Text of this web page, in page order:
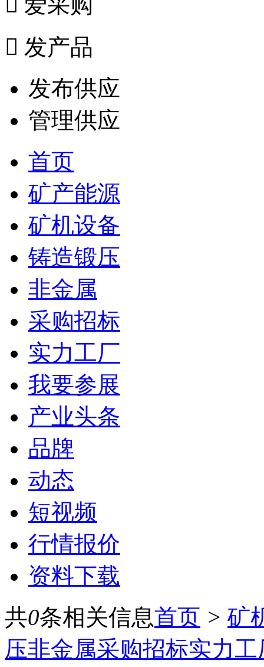
 发产品
发布供应
管理供应
首页
矿产能源
矿机设备
铸造锻压
非金属
采购招标
实力工厂
我要参展
产业头条
品牌
动态
短视频
行情报价
资料下载
共0条相关信息首页 > 矿
压非金属采购招标实力工